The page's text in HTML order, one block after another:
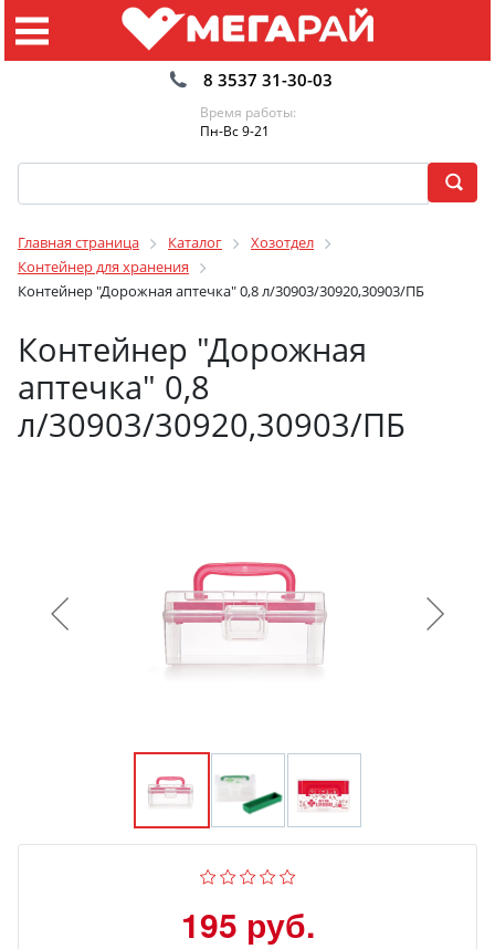
8 3537 31-30-03
Время работы:
Пн-Вс 9-21
Главная страница Каталог
Хозотдел
Контейнер для хранения
Контейнер "Дорожная аптечка" 0,8 л/30903/30920,30903/ПБ
Контейнер "Дорожная
аптечка" 0,8
л/30903/30920,30903/ПБ
195 руб.